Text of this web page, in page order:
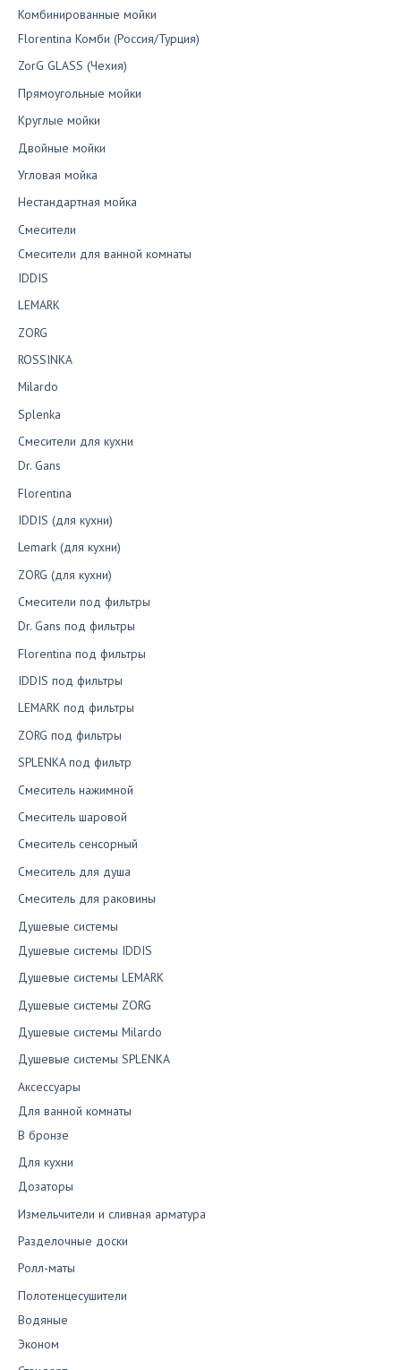
Комбинированные мойки
Florentina Комби (Россия/Турция)
ZorG GLASS (Чехия)
Прямоугольные мойки
Круглые мойки
Двойные мойки
Угловая мойка
Нестандартная мойка
Смесители
Смесители для ванной комнаты
IDDIS
LEMARK
ZORG
ROSSINKA
Milardo
Splenka
Смесители для кухни
Dr. Gans
Florentina
IDDIS (для кухни)
Lemark (для кухни)
ZORG (для кухни)
Смесители под фильтры
Dr. Gans под фильтры
Florentina под фильтры
IDDIS под фильтры
LEMARK под фильтры
ZORG под фильтры
SPLENKA под фильтр
Смеситель нажимной
Смеситель шаровой
Смеситель сенсорный
Смеситель для душа
Смеситель для раковины
Душевые системы
Душевые системы IDDIS
Душевые системы LEMARK
Душевые системы ZORG
Душевые системы Milardo
Душевые системы SPLENKA
Аксессуары
Для ванной комнаты
В бронзе
Для кухни
Дозаторы
Измельчители и сливная арматура
Разделочные доски
Ролл-маты
Полотенцесушители
Водяные
Эконом